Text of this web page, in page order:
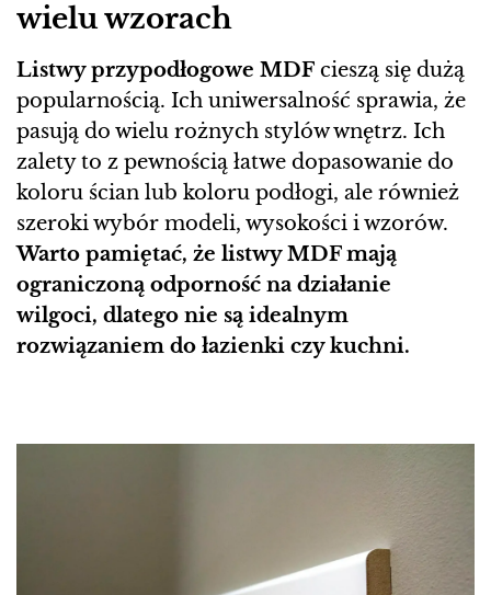
wielu wzorach
Listwy przypodłogowe MDF cieszą się dużą
popularnością. Ich uniwersalność sprawia, że
pasują do wielu rożnych stylów wnętrz. Ich
zalety to z pewnością łatwe dopasowanie do
koloru ścian lub koloru podłogi, ale również
szeroki wybór modeli, wysokości i wzorów.
Warto pamiętać, że listwy MDF mają
ograniczoną odporność na działanie
wilgoci, dlatego nie są idealnym
rozwiązaniem do łazienki czy kuchni.